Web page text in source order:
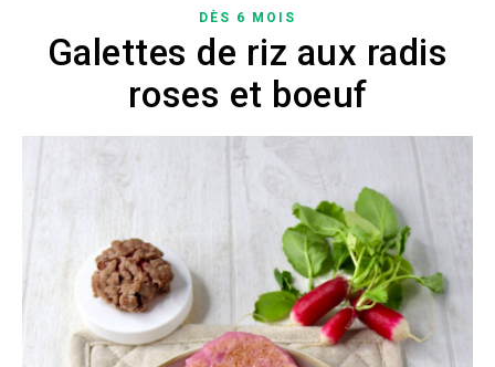
DÈS 6 MOIS
Galettes de riz aux radis
roses et boeuf